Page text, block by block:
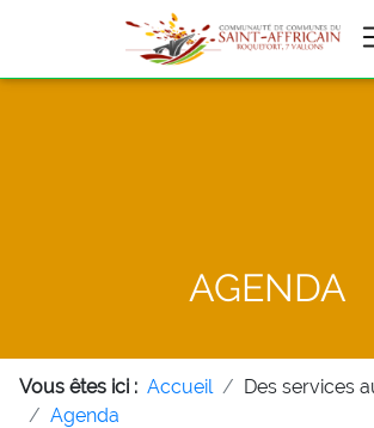
AGENDA
Vous êtes ici : Accueil
Des services
Agenda